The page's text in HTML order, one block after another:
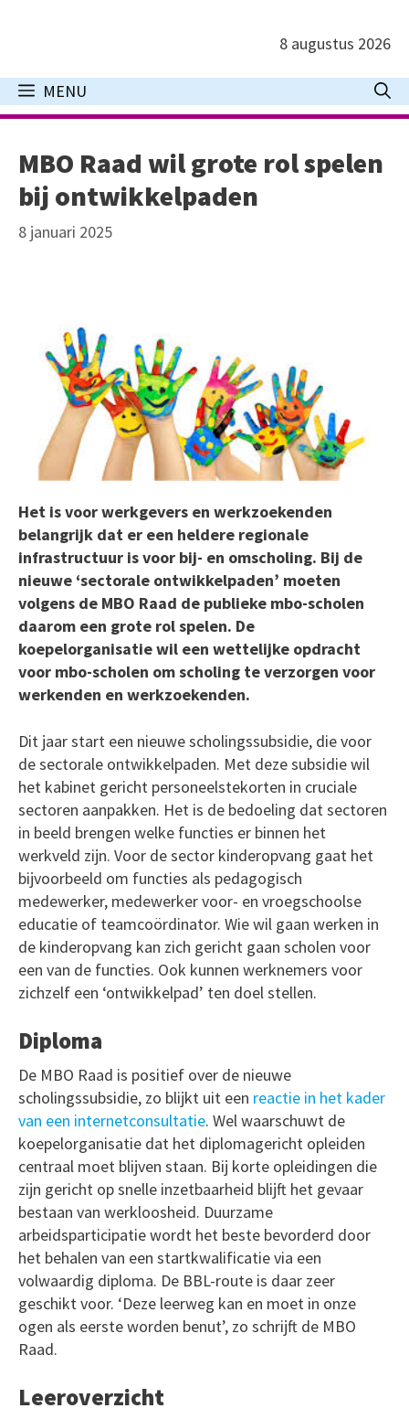
inhoud
8 augustus 2026
MENU
MBO Raad wil grote rol spelen
bij ontwikkelpaden
8 januari 2025
Het is voor werkgevers en werkzoekenden
belangrijk dat er een heldere regionale
infrastructuur is voor bij- en omscholing. Bij de
nieuwe ‘sectorale ontwikkelpaden’ moeten
volgens de MBO Raad de publieke mbo-scholen
daarom een grote rol spelen. De
koepelorganisatie wil een wettelijke opdracht
voor mbo-scholen om scholing te verzorgen voor
werkenden en werkzoekenden.
Dit jaar start een nieuwe scholingssubsidie, die voor
de sectorale ontwikkelpaden. Met deze subsidie wil
het kabinet gericht personeelstekorten in cruciale
sectoren aanpakken. Het is de bedoeling dat sectoren
in beeld brengen welke functies er binnen het
werkveld zijn. Voor de sector kinderopvang gaat het
bijvoorbeeld om functies als pedagogisch
medewerker, medewerker voor- en vroegschoolse
educatie of teamcoördinator. Wie wil gaan werken in
de kinderopvang kan zich gericht gaan scholen voor
een van de functies. Ook kunnen werknemers voor
zichzelf een ‘ontwikkelpad’ ten doel stellen.
Diploma
De MBO Raad is positief over de nieuwe
scholingssubsidie, zo blijkt uit een reactie in het kader
van een internetconsultatie. Wel waarschuwt de
koepelorganisatie dat het diplomagericht opleiden
centraal moet blijven staan. Bij korte opleidingen die
zijn gericht op snelle inzetbaarheid blijft het gevaar
bestaan van werkloosheid. Duurzame
arbeidsparticipatie wordt het beste bevorderd door
het behalen van een startkwalificatie via een
volwaardig diploma. De BBL-route is daar zeer
geschikt voor. ‘Deze leerweg kan en moet in onze
ogen als eerste worden benut’, zo schrijft de MBO
Raad.
Leeroverzicht